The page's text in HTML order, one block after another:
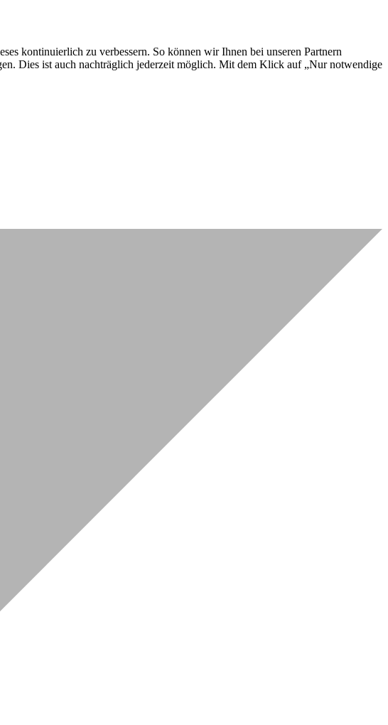
kontinuierlich zu verbessern. So können wir Ihnen bei unseren Partnern
Dies ist auch nachträglich jederzeit möglich. Mit dem Klick auf „Nur notwendige